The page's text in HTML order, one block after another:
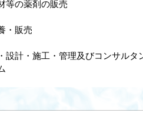
等の薬剤の販売
・販売
設計・施工・管理及びコンサルタ